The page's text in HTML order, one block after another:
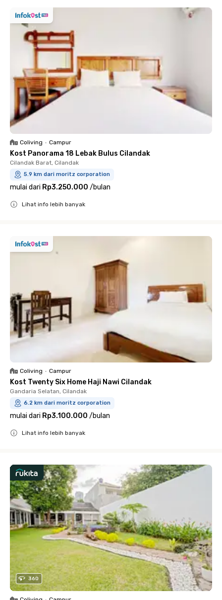
Coliving • Campur
Kost Panorama 18 Lebak Bulus Cilandak
Cilandak Barat, Cilandak
5.9 km dari moritz corporation
mulai dari Rp3.250.000 /bulan
Lihat info lebih banyak
Coliving • Campur
Kost Twenty Six Home Haji Nawi Cilandak
Gandaria Selatan, Cilandak
6.2 km dari moritz corporation
mulai dari Rp3.100.000 /bulan
Lihat info lebih banyak
360